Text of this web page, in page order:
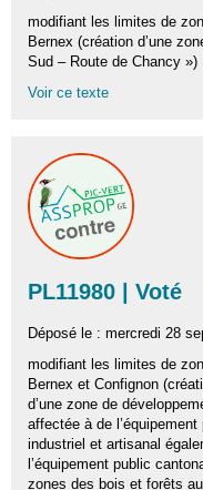
modifiant les limites de
Bernex (création d’une
Sud – Route de Chancy »)
Voir ce texte
PL11980 | Voté
Déposé le : mercredi 28
modifiant les limites de
Bernex et Confignon
d’une zone de
affectée à de
industriel et artisanal
l’équipement public
zones des bois et forêts